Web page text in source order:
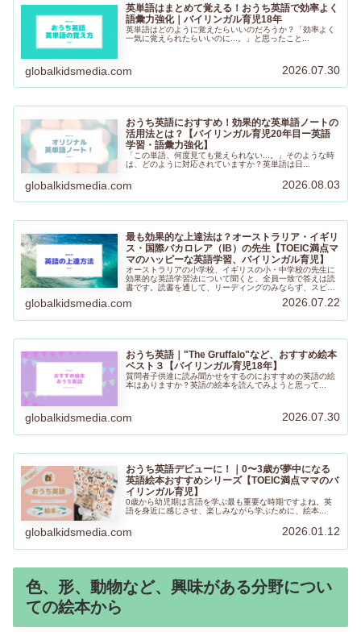
英単語はまとめて覚える！おうち英語で効率よく
語彙力強化｜バイリンガル育児18年
英単語はどのように覚えたらいいのだろうか？「効率よく
一気に覚えられたらいいのに...。」と思ったこと...
globalkidsmedia.com 2026.07.30
おうち英語におすすめ！効果的な英単語ノートの
活用法とは？【バイリンガル育児20年目ー英語
学習・語彙力強化】
「この単語、何度見ても覚えられない...。」そのような時
は、どのように対応されていますか？英単語は日...
globalkidsmedia.com 2026.08.03
最も効果的な上達法は？オーストラリア・イギリ
ス・国際バカロレア（IB）の先生【TOEIC満点マ
マのハッピーな英語学習、バイリンガル育児】
オーストラリアの小学校、イギリスの小・中学校の先生に
効果的な英語学習法について聞くと、全員一致で答えは読
書です。読書を通して、リーディングのみならず、スピー
るので、ぜひ気になる本を手にしてみてくださいね。
globalkidsmedia.com 2026.07.22
おうち英語｜"The Gruffalo"など、おすすめ絵本
ベスト３【バイリンガル育児18年】
質問者子供達に読み聞かせをするのにおすすめの英語の絵
本はありますか？英語の絵本を読んでみようと思って...
globalkidsmedia.com 2026.07.30
おうち英語デビューに！｜0〜3歳が夢中になる
英語絵本おすすめシリーズ【TOEIC満点ママのバ
イリンガル育児】
0歳から幼児期は言語を学ぶ最も重要な時期ですよね。英
語を身近に感じさせ、楽しみながら学ぶために、絵本...
globalkidsmedia.com 2026.01.12
色、形、動物など、興味がある分野につい
ての絵本から